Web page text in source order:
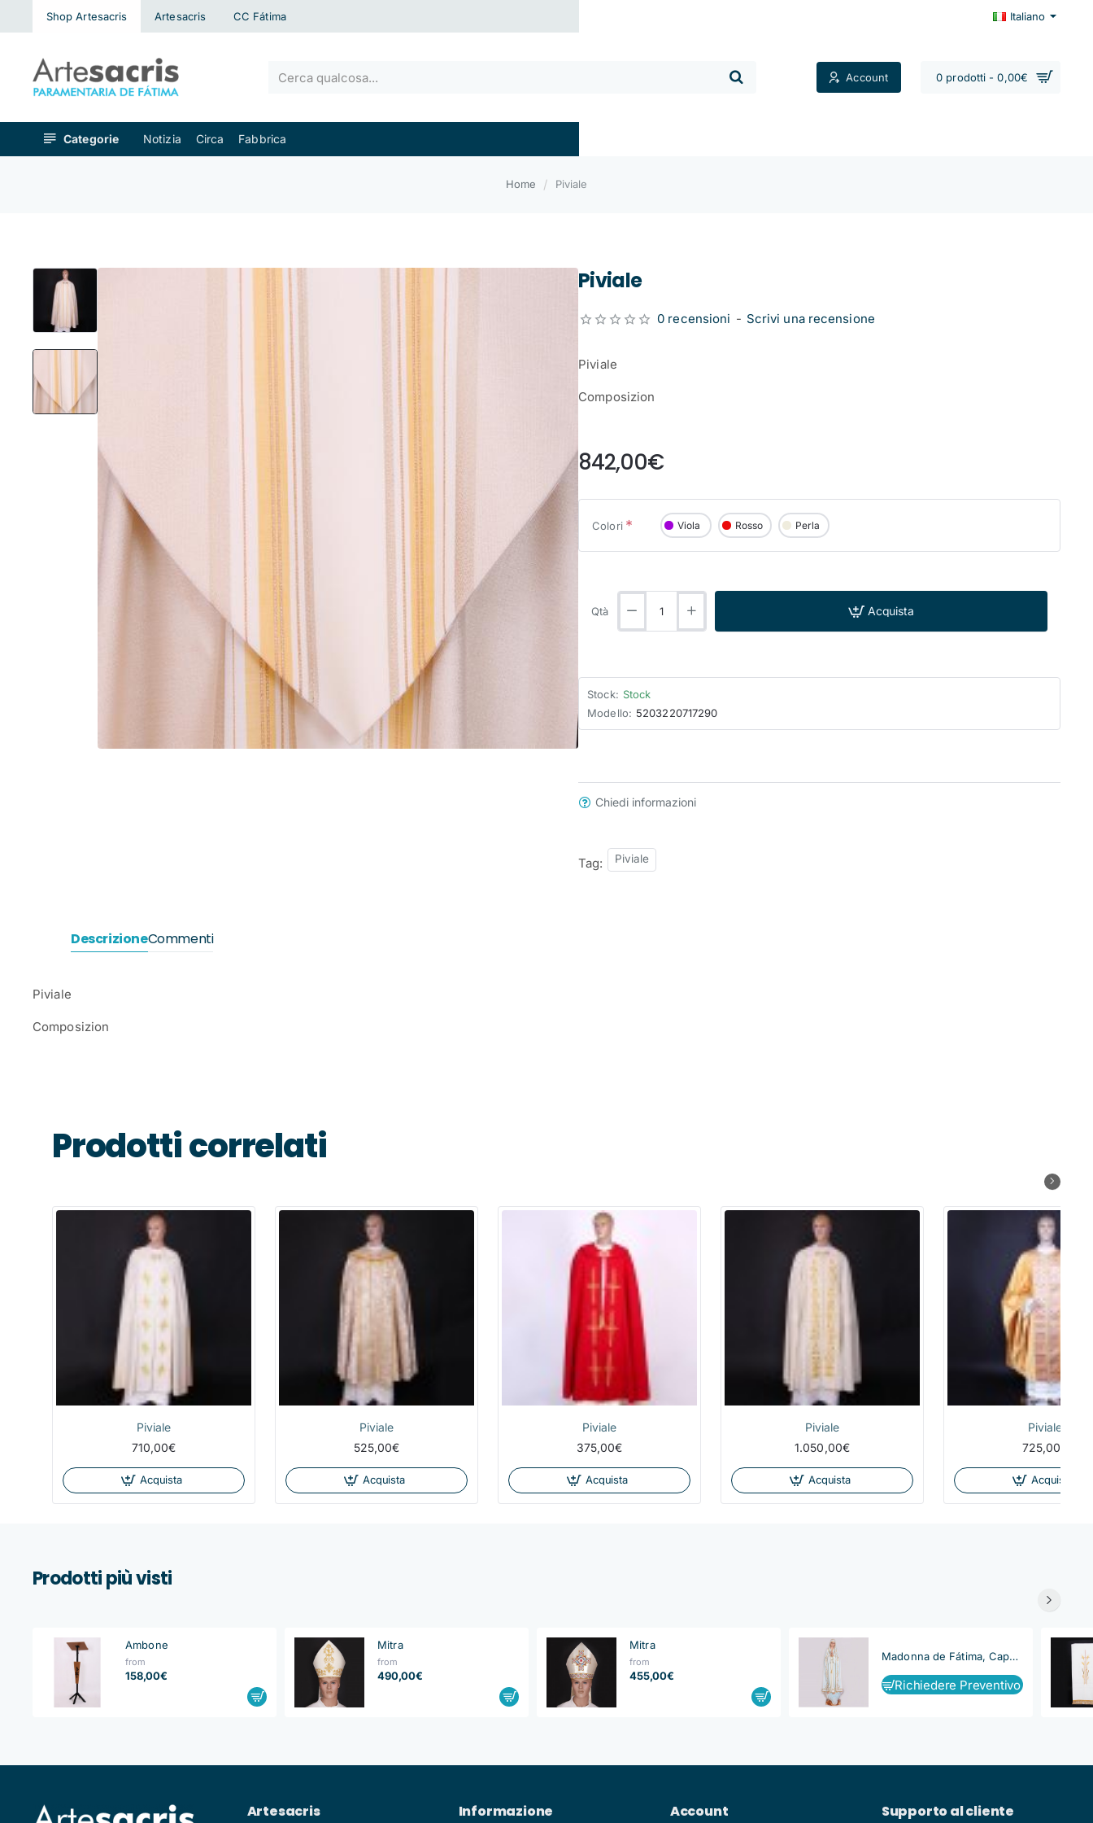
Shop Artesacris Artesacris CC Fátima Italiano
Cerca
Account 0 prodotti - 0,00€
Categorie Notizia Circa Fabbrica
Home homePiviale
Piviale
Piviale
Composizion
Stock: Stock
Modello: 5203220717290
0 recensioni - Scrivi una recensione
842,00€
Colori Viola Rosso Perla
Qtà Acquista
Chiedi informazioni
Tag: Piviale
DescrizioneCommenti
Piviale
Composizion
Prodotti correlati
Piviale
710,00€
Acquista
Piviale
525,00€
Acquista
Piviale
375,00€
Acquista
Piviale
1.050,00€
Acquista
Piviale
725,00€
Acquista
Prodotti più visti
Ambone
from
158,00€
Mitra
from
490,00€
Mitra
from
455,00€
Madonna de Fátima, Capelinha
Richiedere Preventivo
Artesacris Informazione Account Supporto al cliente